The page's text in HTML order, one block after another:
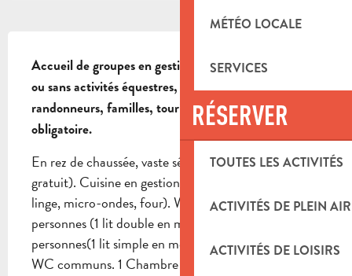
MÉTÉO LOCALE
SERVICES
RÉSERVER
TOUTES LES ACTIVITÉS
ACTIVITÉS DE PLEIN AIR
ACTIVITÉS DE LOISIRS
Accueil de groupes en gestion libre pour séjours avec
ou sans activités équestres, convient à tous types de
randonneurs, familles, touristes. Réservation
obligatoire.
En rez de chaussée, vaste séjour avec cheminée (bois
gratuit). Cuisine en gestion libre (lave-vaisselle, lave-
linge, micro-ondes, four). Wifi. A l'étage : 1 dortoir 5
personnes (1 lit double en mezzanine), 1 dortoir 4
personnes(1 lit simple en mezzanine), 2 douches et 2
WC communs. 1 Chambre (2...